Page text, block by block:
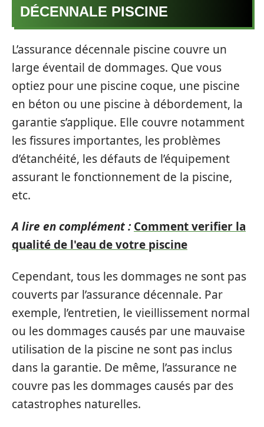
DÉCENNALE PISCINE
L’assurance décennale piscine couvre un
large éventail de dommages. Que vous
optiez pour une piscine coque, une piscine
en béton ou une piscine à débordement, la
garantie s’applique. Elle couvre notamment
les fissures importantes, les problèmes
d’étanchéité, les défauts de l’équipement
assurant le fonctionnement de la piscine,
etc.
A lire en complément : Comment verifier la
qualité de l'eau de votre piscine
Cependant, tous les dommages ne sont pas
couverts par l’assurance décennale. Par
exemple, l’entretien, le vieillissement normal
ou les dommages causés par une mauvaise
utilisation de la piscine ne sont pas inclus
dans la garantie. De même, l’assurance ne
couvre pas les dommages causés par des
catastrophes naturelles.